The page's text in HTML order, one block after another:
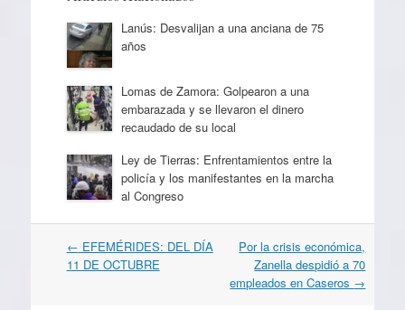
Lanús: Desvalijan a una anciana de 75
años
Lomas de Zamora: Golpearon a una
embarazada y se llevaron el dinero
recaudado de su local
Ley de Tierras: Enfrentamientos entre la
policía y los manifestantes en la marcha
al Congreso
Navegación
por
← EFEMÉRIDES: DEL DÍA
11 DE OCTUBRE
Por la crisis económica,
Zanella despidió a 70
empleados en Caseros →